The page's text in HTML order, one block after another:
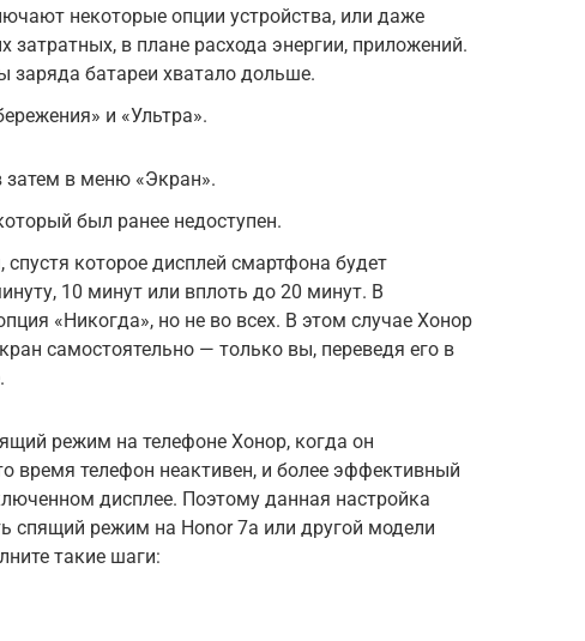
некоторые опции устройства, или даже
затратных, в плане расхода энергии, приложений.
заряда батареи хватало дольше.
и «Ультра».
затем в меню «Экран».
был ранее недоступен.
которое дисплей смартфона будет
10 минут или вплоть до 20 минут. В
«Никогда», но не во всех. В этом случае Хонор
самостоятельно — только вы, переведя его в
режим на телефоне Хонор, когда он
время телефон неактивен, и более эффективный
дисплее. Поэтому данная настройка
спящий режим на Honor 7а или другой модели
такие шаги: